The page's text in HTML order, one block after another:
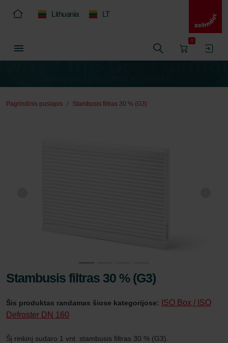
Lithuania LT
0
Pagrindinis puslapis Stambusis filtras 30 % (G3)
Stambusis filtras 30 % (G3)
Šis produktas randamas šiose kategorijose:
ISO Box / ISO
Defroster DN 160
Šį rinkinį sudaro 1 vnt. stambusis filtras 30 % (G3).